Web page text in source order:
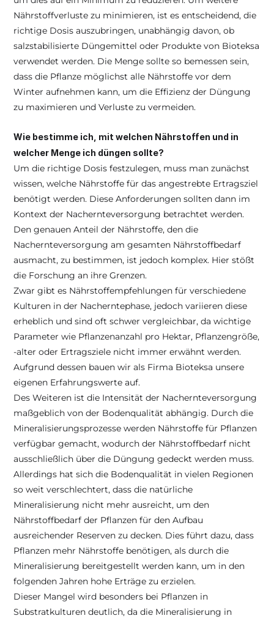
Nährstoffverluste zu minimieren, ist es entscheidend, die
richtige Dosis auszubringen, unabhängig davon, ob
salzstabilisierte Düngemittel oder Produkte von Bioteksa
verwendet werden. Die Menge sollte so bemessen sein,
dass die Pflanze möglichst alle Nährstoffe vor dem
Winter aufnehmen kann, um die Effizienz der Düngung
zu maximieren und Verluste zu vermeiden.
Wie bestimme ich, mit welchen Nährstoffen und in
welcher Menge ich düngen sollte?
Um die richtige Dosis festzulegen, muss man zunächst
wissen, welche Nährstoffe für das angestrebte Ertragsziel
benötigt werden. Diese Anforderungen sollten dann im
Kontext der Nachernteversorgung betrachtet werden.
Den genauen Anteil der Nährstoffe, den die
Nachernteversorgung am gesamten Nährstoffbedarf
ausmacht, zu bestimmen, ist jedoch komplex. Hier stößt
die Forschung an ihre Grenzen.
Zwar gibt es Nährstoffempfehlungen für verschiedene
Kulturen in der Nacherntephase, jedoch variieren diese
erheblich und sind oft schwer vergleichbar, da wichtige
Parameter wie Pflanzenanzahl pro Hektar, Pflanzengröße,
-alter oder Ertragsziele nicht immer erwähnt werden.
Aufgrund dessen bauen wir als Firma Bioteksa unsere
eigenen Erfahrungswerte auf.
Des Weiteren ist die Intensität der Nachernteversorgung
maßgeblich von der Bodenqualität abhängig. Durch die
Mineralisierungsprozesse werden Nährstoffe für Pflanzen
verfügbar gemacht, wodurch der Nährstoffbedarf nicht
ausschließlich über die Düngung gedeckt werden muss.
Allerdings hat sich die Bodenqualität in vielen Regionen
so weit verschlechtert, dass die natürliche
Mineralisierung nicht mehr ausreicht, um den
Nährstoffbedarf der Pflanzen für den Aufbau
ausreichender Reserven zu decken. Dies führt dazu, dass
Pflanzen mehr Nährstoffe benötigen, als durch die
Mineralisierung bereitgestellt werden kann, um in den
folgenden Jahren hohe Erträge zu erzielen.
Dieser Mangel wird besonders bei Pflanzen in
Substratkulturen deutlich, da die Mineralisierung in